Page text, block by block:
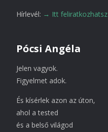
Hírlevél: → Itt feliratkozhatsz
Pócsi Angéla
Jelen vagyok.
Figyelmet adok.
És kísérlek azon az úton,
ahol a tested
és a belső világod